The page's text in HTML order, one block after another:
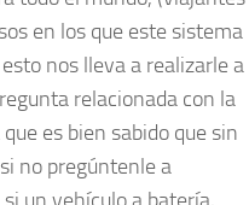
en los que este sistema
nos lleva a realizarle a
relacionada con la
es bien sabido que sin
no pregúntenle a